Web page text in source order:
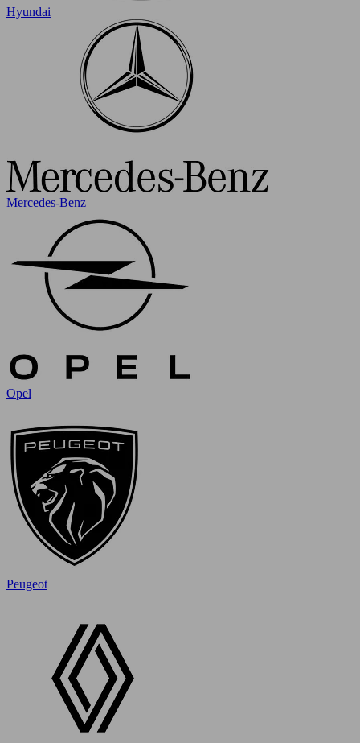
Hyundai
Mercedes-Benz
Opel
Peugeot